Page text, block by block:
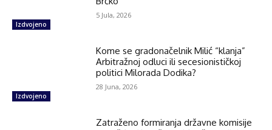
Izdvojeno
5 Jula, 2026
Izdvojeno
Kome se gradonačelnik Milić “klanja”
Arbitražnoj odluci ili secesionističkoj
politici Milorada Dodika?
28 Juna, 2026
Zatraženo formiranja državne komisije